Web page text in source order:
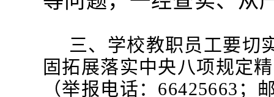
三、学校教职员工要切
固拓展落实中央八项规定
（举报电话：66425663；